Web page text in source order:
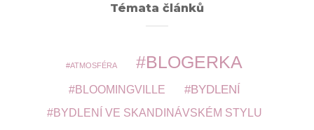
Témata článků
ATMOSFÉRA BLOGERKA
BLOOMINGVILLE BYDLENÍ
BYDLENÍ VE SKANDINÁVSKÉM STYLU